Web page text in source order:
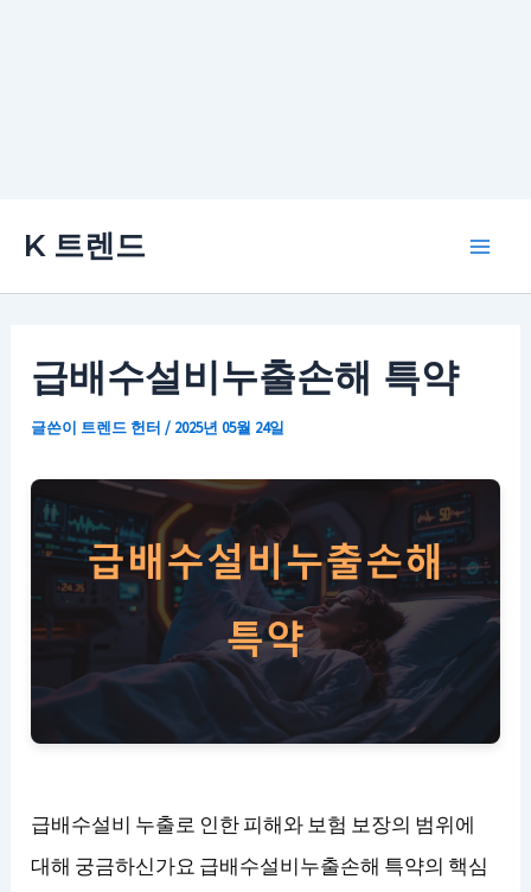
K 트렌드
급배수설비누출손해 특약
글쓴이 트렌드 헌터/ 2025년 05월 24일
급배수설비 누출로 인한 피해와 보험 보장의 범위에
대해 궁금하신가요 급배수설비누출손해 특약의 핵심